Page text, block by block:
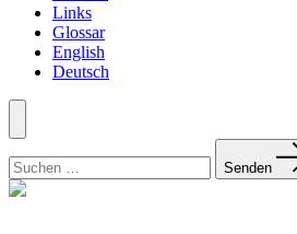
Links
Glossar
English
Deutsch
Menü
nach:
Senden